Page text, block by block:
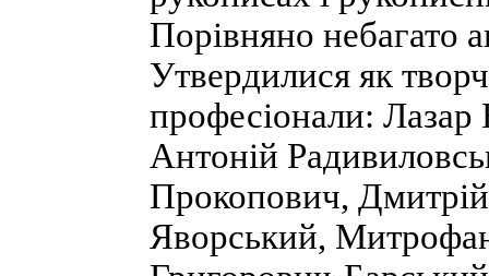
Порівняно небагато
Утвердилися як
професіонали: Лазар
Антоній
Прокопович,
Яворський,